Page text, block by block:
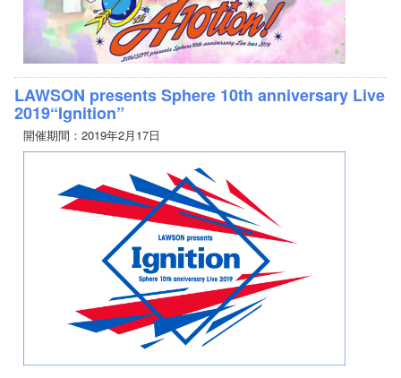
LAWSON presents Sphere 10th anniversary Live
2019“Ignition”
開催期間：2019年2月17日